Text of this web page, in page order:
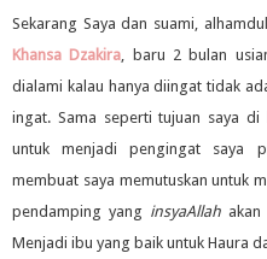
Sekarang Saya dan suami,
Khansa Dzakira , baru 2 bulan
dialami kalau hanya diingat tidak
ingat. Sama seperti tujuan saya
untuk menjadi pengingat saya
membuat saya memutuskan untuk
pendamping yang insyaAllah
Menjadi ibu yang baik untuk Haura